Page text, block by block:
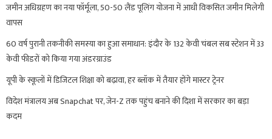
जमीन अधिग्रहण का नया फॉर्मूला, 50-50 लैंड पूलिंग योजना में आधी विकसित जमीन मिलेगी
वापस
60 वर्ष पुरानी तकनीकी समस्या का हुआ समाधान: इंदौर के 132 केवी चंबल सब स्टेशन में 33
केवी फीडरों को किया गया अंडरग्राउंड
यूपी के स्कूलों में डिजिटल शिक्षा को बढ़ावा, हर ब्लॉक में तैयार होंगे मास्टर ट्रेनर
विदेश मंत्रालय अब Snapchat पर, जेन-Z तक पहुंच बनाने की दिशा में सरकार का बड़ा
कदम